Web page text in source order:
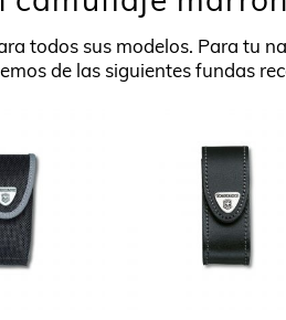
todos sus modelos. Para tu
de las siguientes fundas